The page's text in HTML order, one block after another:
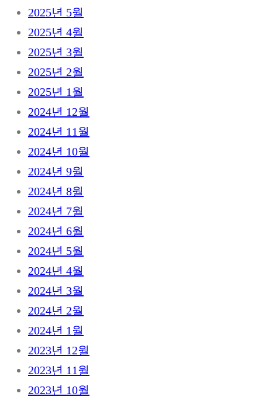
2025년 5월
2025년 4월
2025년 3월
2025년 2월
2025년 1월
2024년 12월
2024년 11월
2024년 10월
2024년 9월
2024년 8월
2024년 7월
2024년 6월
2024년 5월
2024년 4월
2024년 3월
2024년 2월
2024년 1월
2023년 12월
2023년 11월
2023년 10월